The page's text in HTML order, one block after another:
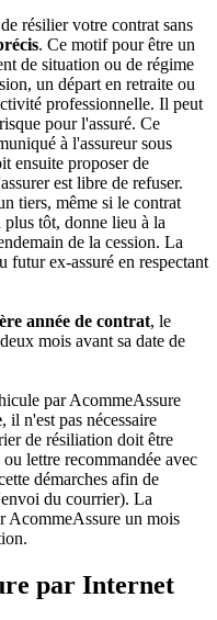
résilier votre contrat sans
. Ce motif pour être un
de situation ou de régime
un départ en retraite ou
professionnelle. Il peut
pour l'assuré. Ce
à l'assureur sous
ensuite proposer de
est libre de refuser.
tiers, même si le contrat
plus tôt, donne lieu à la
de la cession. La
ex-assuré en respectant
année de contrat, le
mois avant sa date de
par AcommeAssure
, il n'est pas nécessaire
de résiliation doit être
lettre recommandée avec
démarches afin de
du courrier). La
AcommeAssure un mois
par Internet